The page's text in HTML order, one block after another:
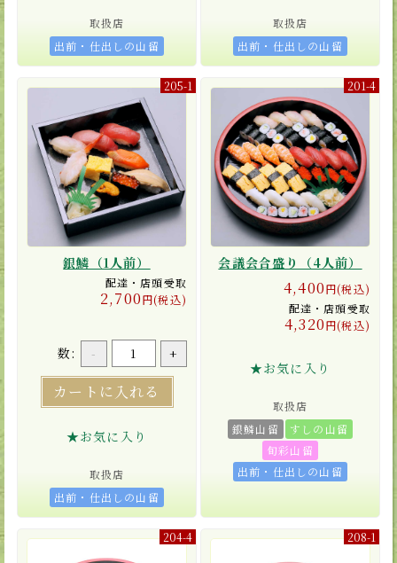
取扱店
出前・仕出しの山留
取扱店
出前・仕出しの山留
205-1
銀鱗（1人前）
配達・店頭受取
2,700円(税込)
数: - +
カートに入れる
★お気に入り
取扱店
出前・仕出しの山留
201-4
会議会合盛り（4人前）
4,400円(税込)
配達・店頭受取
4,320円(税込)
★お気に入り
取扱店
銀鱗山留
すしの山留
旬彩山留
出前・仕出しの山留
204-4 208-1